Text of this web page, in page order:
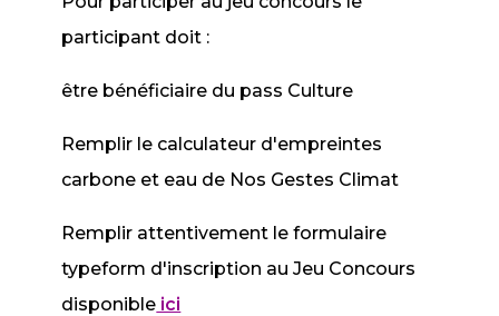
participant doit :
être bénéficiaire du pass Culture
Remplir le calculateur d'empreintes
carbone et eau de Nos Gestes Climat
Remplir attentivement le formulaire
typeform d'inscription au Jeu Concours
disponible ici